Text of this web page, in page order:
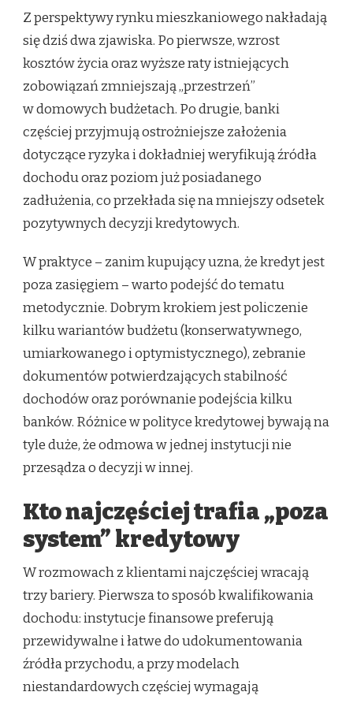
Z perspektywy rynku mieszkaniowego nakładają
się dziś dwa zjawiska. Po pierwsze, wzrost
kosztów życia oraz wyższe raty istniejących
zobowiązań zmniejszają „przestrzeń”
w domowych budżetach. Po drugie, banki
częściej przyjmują ostrożniejsze założenia
dotyczące ryzyka i dokładniej weryfikują źródła
dochodu oraz poziom już posiadanego
zadłużenia, co przekłada się na mniejszy odsetek
pozytywnych decyzji kredytowych.
W praktyce – zanim kupujący uzna, że kredyt jest
poza zasięgiem – warto podejść do tematu
metodycznie. Dobrym krokiem jest policzenie
kilku wariantów budżetu (konserwatywnego,
umiarkowanego i optymistycznego), zebranie
dokumentów potwierdzających stabilność
dochodów oraz porównanie podejścia kilku
banków. Różnice w polityce kredytowej bywają na
tyle duże, że odmowa w jednej instytucji nie
przesądza o decyzji w innej.
Kto najczęściej trafia „poza
system” kredytowy
W rozmowach z klientami najczęściej wracają
trzy bariery. Pierwsza to sposób kwalifikowania
dochodu: instytucje finansowe preferują
przewidywalne i łatwe do udokumentowania
źródła przychodu, a przy modelach
niestandardowych częściej wymagają